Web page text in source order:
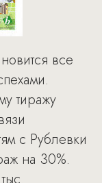
все
тиражу
с Рублевки
на 30%.